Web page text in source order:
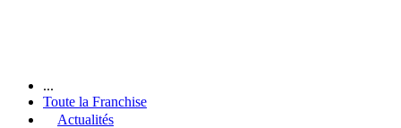
...
Toute la Franchise
Actualités